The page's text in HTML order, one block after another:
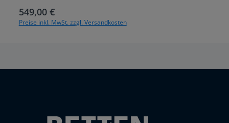
Regulärer Preis:
549,00 €
Preise inkl. MwSt. zzgl. Versandkosten